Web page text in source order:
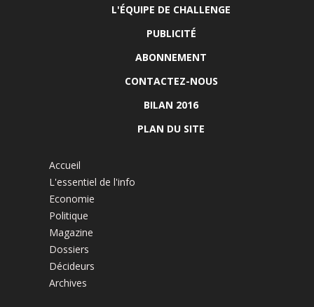
L'ÉQUIPE DE CHALLENGE
PUBLICITÉ
ABONNEMENT
CONTACTEZ-NOUS
BILAN 2016
PLAN DU SITE
Accueil
L'essentiel de l'info
Economie
Politique
Magazine
Dossiers
Décideurs
Archives